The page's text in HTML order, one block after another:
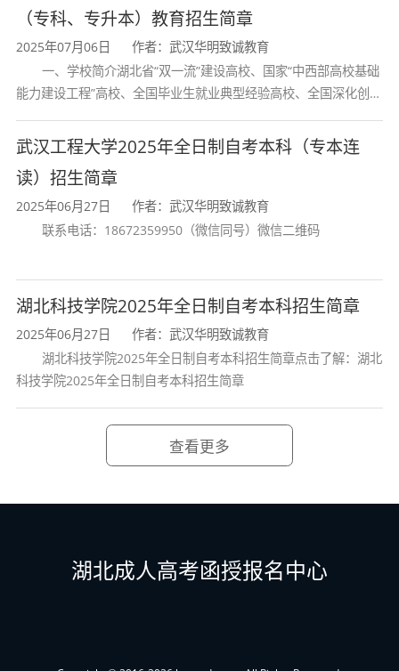
论类文章，部分人可以选择在报刊、电台、电视
台、门户网站做编辑或评论员。管理思维带来的
证书认证
学历证书——由湖北工业大学与湖北省高等教育
自学考试委员会共同颁发
毕业待遇：
学生修完计划内的全部课程且考试合格，由主考
院校和湖北省高等教育自学考试委员会共同颁发
专科、本科文凭，国家承认学历，中国高等教育
信息网可查。毕业证按统一编号在国家教育部学
报专升本需本人身份证原件及7寸蓝底登记证一
（专科、专升本）教育招生简章
2025年07月06日
作者：武汉华明致诚教育
一、学校简介湖北省“双一流”建设高校、国家“中西部高校基础
能力建设工程”高校、全国毕业生就业典型经验高校、全国深化创新
员职务科技成果所有权或
武汉工程大学2025年全日制自考本科（专本连
读）招生简章
2025年06月27日
作者：武汉华明致诚教育
联系电话：18672359950（微信同号）微信二维码
湖北科技学院2025年全日制自考本科招生简章
2025年06月27日
作者：武汉华明致诚教育
湖北科技学院2025年全日制自考本科招生简章点击了解：湖北
科技学院2025年全日制自考本科招生简章
查看更多
湖北成人高考函授报名中心